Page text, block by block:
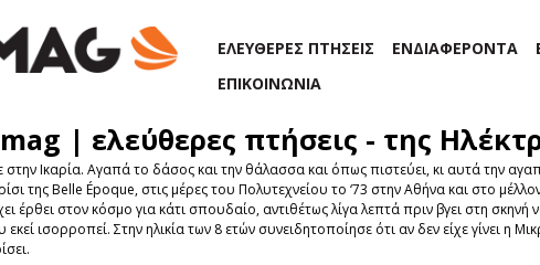
ΕΛΕΥΘΕΡΕΣ ΠΤΗΣΕΙΣ ΕΝΔΙΑΦΕΡΟΝΤΑ
ΕΠΙΚΟΙΝΩΝΙΑ
| ελεύθερες πτήσεις - της
Ικαρία. Αγαπά το δάσος και την θάλασσα και όπως πιστεύει, κι αυτά την
της Belle Époque, στις μέρες του Πολυτεχνείου το ‘73 στην Αθήνα και στο
έρθει στον κόσμο για κάτι σπουδαίο, αντιθέτως λίγα λεπτά πριν βγει στη
ισορροπεί. Στην ηλικία των 8 ετών συνειδητοποίησε ότι αν δεν είχε γίνει η